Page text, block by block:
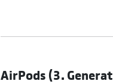
AirPods (3.